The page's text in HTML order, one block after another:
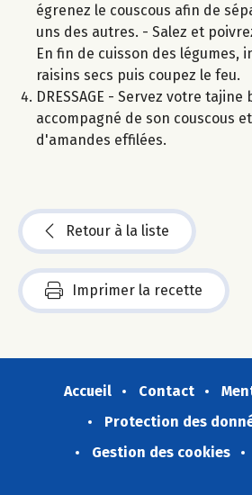
égrenez le couscous afin de
uns des autres. - Salez et
En fin de cuisson des légumes,
raisins secs puis coupez le feu.
DRESSAGE - Servez votre tajine
accompagné de son couscous
d'amandes effilées.
Retour à la liste
Imprimer la recette
Accueil Contact
Protection des
Gestion des cookies